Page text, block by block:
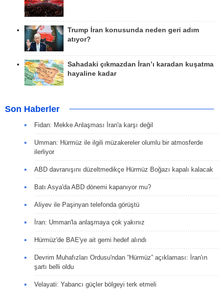
Trump İran konusunda neden geri adım
atıyor?
Sahadaki çıkmazdan İran’ı karadan kuşatma
hayaline kadar
Son Haberler
Fidan: Mekke Anlaşması İran'a karşı değil
Umman: Hürmüz ile ilgili müzakereler olumlu bir atmosferde
ilerliyor
ABD davranışını düzeltmedikçe Hürmüz Boğazı kapalı kalacak
Batı Asya'da ABD dönemi kapanıyor mu?
Aliyev ile Paşinyan telefonda görüştü
İran: Umman'la anlaşmaya çok yakınız
Hürmüz'de BAE'ye ait gemi hedef alındı
Devrim Muhafızları Ordusu'ndan “Hürmüz” açıklaması: İran'ın
şartı belli oldu
Velayati: Yabancı güçler bölgeyi terk etmeli